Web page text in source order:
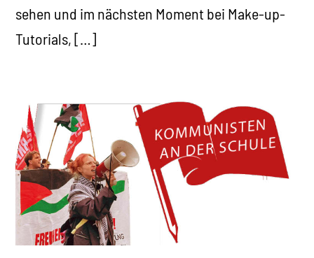
sehen und im nächsten Moment bei Make-up-
Tutorials, […]